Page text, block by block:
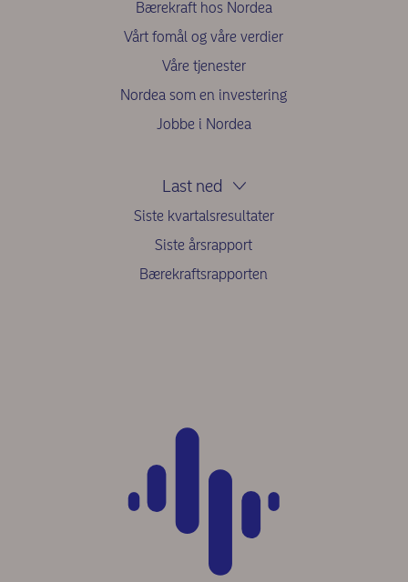
Bærekraft hos Nordea
Vårt fomål og våre verdier
Våre tjenester
Nordea som en investering
Jobbe i Nordea
Last ned
Siste kvartalsresultater
Siste årsrapport
Bærekraftsrapporten